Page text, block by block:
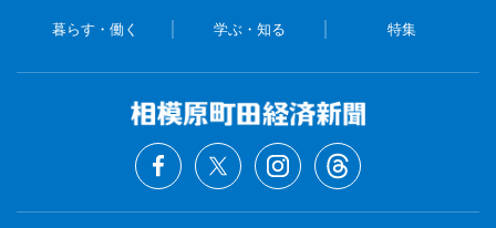
暮らす・働く 学ぶ・知る 特集